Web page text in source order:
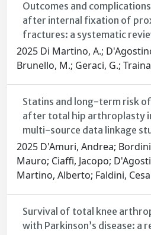
Outcomes and
after internal fixation of
fractures: a systematic
2025 Di Martino, A.;
Brunello, M.; Geraci, G.;
Statins and long-term risk
after total hip arthroplasty
multi-source data linkage
2025 D'Amuri, Andrea;
Mauro; Ciaffi, Jacopo;
Martino, Alberto; Faldini,
Survival of total knee
with Parkinson’s disease: a